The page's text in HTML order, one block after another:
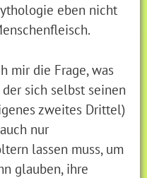
eben nicht
mir die Frage, was
sich selbst seinen
zweites Drittel)
nur
lassen muss, um
glauben, ihre